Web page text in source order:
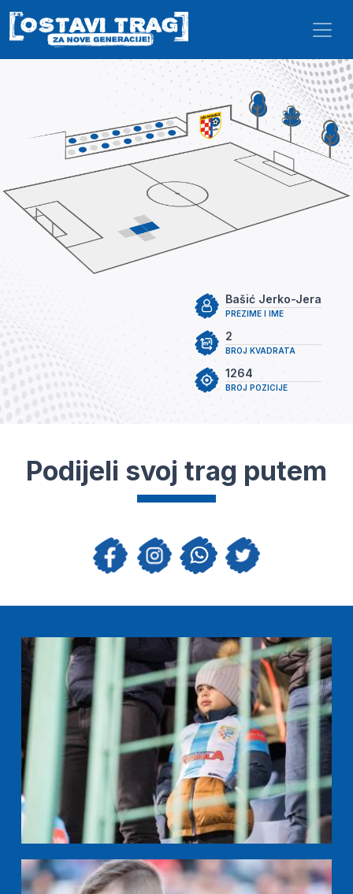
Skip to main content
PREZIME I IME
Bašić Jerko-Jera
BROJ KVADRATA
2
BROJ POZICIJE
1264
Podijeli svoj trag putem